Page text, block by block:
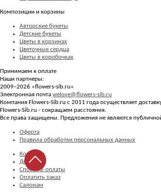
Композиции и корзины
Авторские букеты
Детские букеты
Цветы в корзинах
Цветочные сердца
Цветы в коробочках
Принимаем к оплате
Наши партнеры:
2009–2026 «flowers-sib.ru»
Электронная почта welove@flowers-sib.ru
Компания Flowers-Sib.ru с 2011 года осуществляет
Flowers-Sib.ru - сокращаем расстояния.
Все права защищены. Предложения не являются
Оферта
Правила обработки персональных данных
Контакты
Доставка
Способы оплаты
Оплатить заказ
Салонам